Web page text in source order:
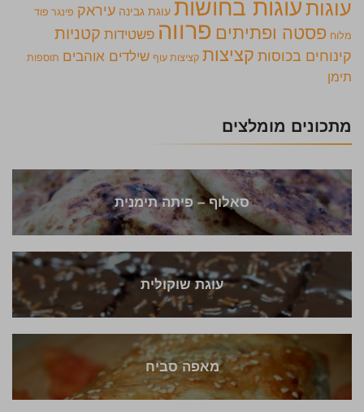
עוגותעוגות בחושות עוגת גבינה עיראק פינגר פוד
מלוח פסטה ופתיתים פרווה פשטידות קטניות
קינוחים בכוסות קציצות קציצות עוף שילדים אוהבים תוספות
תימן
מתכונים מומלצים
סאלוף – פיתה תימנית
עוגת שוקולית
מאפה סביח